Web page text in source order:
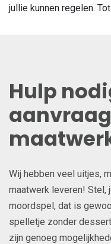
jullie kunnen regelen.
Hulp
Wij hebben veel uitjes,
maatwerk leveren! Stel,
moordspel, dat is
spelletje zonder
zijn genoeg